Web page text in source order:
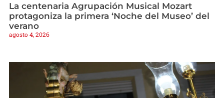
La centenaria Agrupación Musical Mozart
protagoniza la primera ‘Noche del Museo’ del
verano
agosto 4, 2026